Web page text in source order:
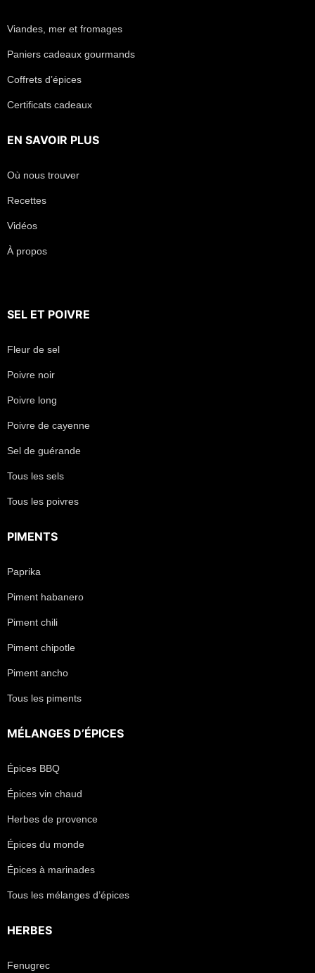
Viandes, mer et fromages
Paniers cadeaux gourmands
Coffrets d’épices
Certificats cadeaux
EN SAVOIR PLUS
Où nous trouver
Recettes
Vidéos
À propos
SEL ET POIVRE
Fleur de sel
Poivre noir
Poivre long
Poivre de cayenne
Sel de guérande
Tous les sels
Tous les poivres
PIMENTS
Paprika
Piment habanero
Piment chili
Piment chipotle
Piment ancho
Tous les piments
MÉLANGES D’ÉPICES
Épices BBQ
Épices vin chaud
Herbes de provence
Épices du monde
Épices à marinades
Tous les mélanges d’épices
HERBES
Fenugrec